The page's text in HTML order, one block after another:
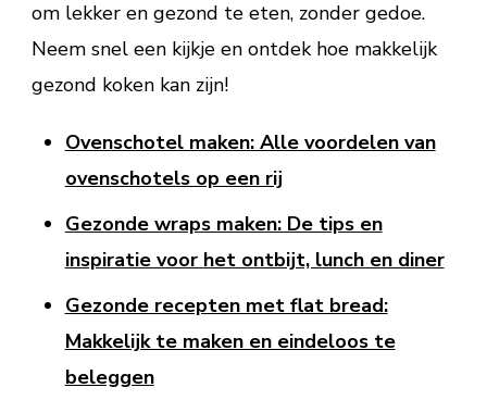
om lekker en gezond te eten, zonder gedoe.
Neem snel een kijkje en ontdek hoe makkelijk
gezond koken kan zijn!
Ovenschotel maken: Alle voordelen van
ovenschotels op een rij
Gezonde wraps maken: De tips en
inspiratie voor het ontbijt, lunch en diner
Gezonde recepten met flat bread:
Makkelijk te maken en eindeloos te
beleggen